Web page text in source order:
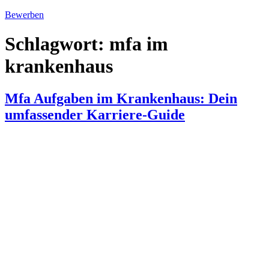
Bewerben
Schlagwort: mfa im
krankenhaus
Mfa Aufgaben im Krankenhaus: Dein
umfassender Karriere-Guide